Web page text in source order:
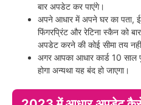
बार अपडेट कर पाएंगे।
अपने आधार में अपने घर का पता,
फिंगरप्रिंट और रेटिना स्कैन को
अपडेट करने की कोई सीमा तय
अगर आपका आधार कार्ड 10 साल
होगा अन्यथा यह बंद हो जाएगा।